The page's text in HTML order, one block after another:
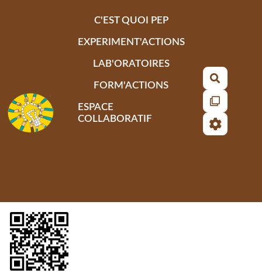
C'EST QUOI PEP
EXPERIMENT'ACTIONS
LAB'ORATOIRES
FORM'ACTIONS
ESPACE
COLLABORATIF